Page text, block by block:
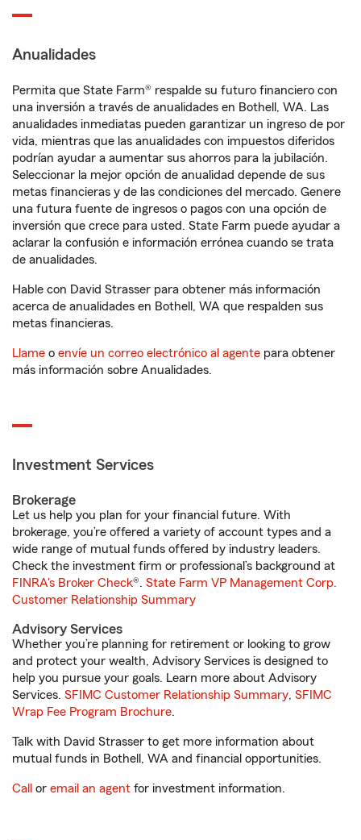
Anualidades
Permita que State Farm® respalde su futuro financiero con
una inversión a través de anualidades en Bothell, WA. Las
anualidades inmediatas pueden garantizar un ingreso de por
vida, mientras que las anualidades con impuestos diferidos
podrían ayudar a aumentar sus ahorros para la jubilación.
Seleccionar la mejor opción de anualidad depende de sus
metas financieras y de las condiciones del mercado. Genere
una futura fuente de ingresos o pagos con una opción de
inversión que crece para usted. State Farm puede ayudar a
aclarar la confusión e información errónea cuando se trata
de anualidades.
Hable con David Strasser para obtener más información
acerca de anualidades en Bothell, WA que respalden sus
metas financieras.
Llame o envíe un correo electrónico al agente para obtener
más información sobre Anualidades.
Investment Services
Brokerage
Let us help you plan for your financial future. With
brokerage, you’re offered a variety of account types and a
wide range of mutual funds offered by industry leaders.
Check the investment firm or professional’s background at
FINRA's Broker Check®. State Farm VP Management Corp.
Customer Relationship Summary
Advisory Services
Whether you’re planning for retirement or looking to grow
and protect your wealth, Advisory Services is designed to
help you pursue your goals. Learn more about Advisory
Services. SFIMC Customer Relationship Summary, SFIMC
Wrap Fee Program Brochure.
Talk with David Strasser to get more information about
mutual funds in Bothell, WA and financial opportunities.
Call or email an agent for investment information.